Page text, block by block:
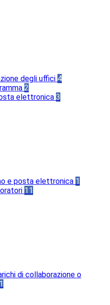
degli uffici 4
2
elettronica 3
e posta elettronica 1
11
di collaborazione o